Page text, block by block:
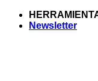
Saltar
Newsletter